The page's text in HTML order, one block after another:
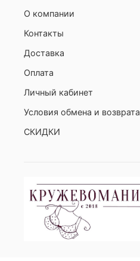
О компании
Контакты
Доставка
Оплата
Личный кабинет
Условия обмена и возврата
СКИДКИ